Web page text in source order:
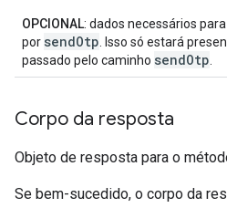
OPCIONAL: dados necessários
por sendOtp . Isso só estará
passado pelo caminho sendOtp
Corpo da resposta
Objeto de resposta para o
Se bem-sucedido, o corpo da